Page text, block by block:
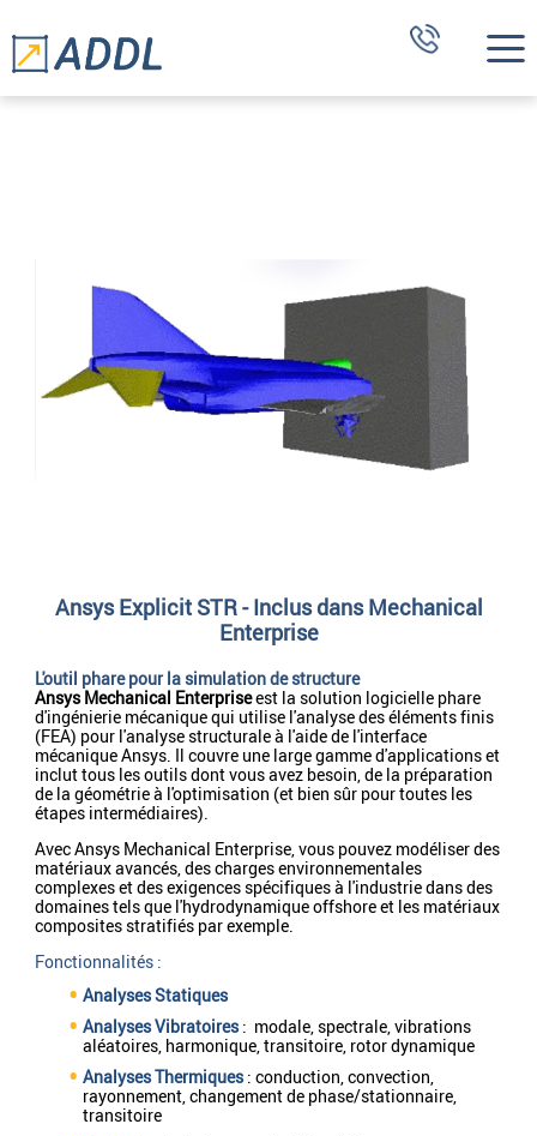
Ansys Explicit STR - Inclus dans Mechanical
Enterprise
L'outil phare pour la simulation de structure
Ansys Mechanical Enterpriseest la solution logicielle phare
d'ingénierie mécanique qui utilise l'analyse des éléments finis
(FEA) pour l'analyse structurale à l'aide de l'interface
mécanique Ansys. Il couvre une large gamme d'applications et
inclut tous les outils dont vous avez besoin, de la préparation
de la géométrie à l'optimisation (et bien sûr pour toutes les
étapes intermédiaires).
Avec Ansys Mechanical Enterprise, vous pouvez modéliser des
matériaux avancés, des charges environnementales
complexes et des exigences spécifiques à l'industrie dans des
domaines tels que l'hydrodynamique offshore et les matériaux
composites stratifiés par exemple.
Fonctionnalités :
Analyses Statiques
Analyses Vibratoires: modale, spectrale, vibrations
aléatoires, harmonique, transitoire, rotor dynamique
Analyses Thermiques: conduction, convection,
rayonnement, changement de phase/stationnaire,
transitoire